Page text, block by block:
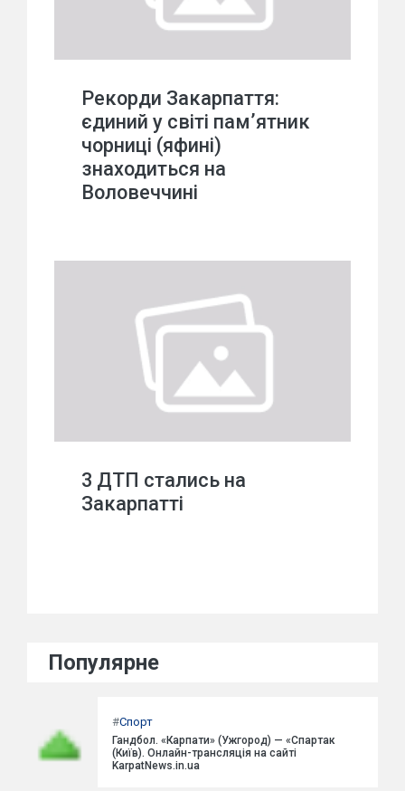
Рекорди Закарпаття:
єдиний у світі пам’ятник
чорниці (яфині)
знаходиться на
Воловеччині
3 ДТП стались на
Закарпатті
Популярне
#Спорт
Гандбол. «Карпати» (Ужгород) — «Спартак
(Київ). Онлайн-трансляція на сайті
KarpatNews.in.ua